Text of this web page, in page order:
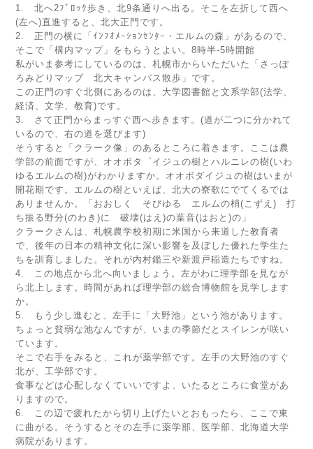
1. 北へ2ﾌﾞﾛｯｸ歩き、北9条通りへ出る。そこを左折して西へ
(左へ)直進すると、北大正門です。
2. 正門の横に「ｲﾝﾌｵﾒｰｼｮﾝｾﾝﾀｰ・エルムの森」があるので、
そこで「構内マップ」をもらうとよい。8時半-5時開館
私がいま参考にしているのは、札幌市からいただいた「さっぽ
ろみどりマップ 北大キャンパス散歩」です。
この正門のすぐ北側にあるのは、大学図書館と文系学部(法学、
経済、文学、教育)です。
3. さて正門からまっすぐ西へ歩きます。(道が二つに分かれて
いるので、右の道を選びます)
そうすると「クラーク像」のあるところに着きます。ここは農
学部の前面ですが、オオボタ゜イジュの樹とハルニレの樹(いわ
ゆるエルムの樹)がわかりますか。オオボダイジュの樹はいまが
開花期です。エルムの樹といえば、北大の寮歌にでてくるでは
ありませんか。「おおしく そびゆる エルムの梢(こずえ) 打
ち振る野分(のわき)に 破壊(はえ)の葉音(はおと)の」
クラークさんは、札幌農学校初期に米国から来道した教育者
で、後年の日本の精神文化に深い影響を及ぼした優れた学生た
ちを訓育しました。それが内村鑑三や新渡戸稲造たちですね。
4. この地点から北へ向いましょう。左がわに理学部を見なが
ら北上します。時間があれば理学部の総合博物館を見学します
か。
5. もう少し進むと、左手に「大野池」という池があります。
ちょっと貧弱な池なんですが、いまの季節だとスイレンが咲い
ています。
そこで右手をみると、これが薬学部です。左手の大野池のすぐ
北が、工学部です。
食事などは心配しなくていいですよ、いたるところに食堂があ
りますので。
6. この辺で疲れたから切り上げたいとおもったら、ここで東
に曲がる。そうするとその左手に薬学部、医学部、北海道大学
病院があります。